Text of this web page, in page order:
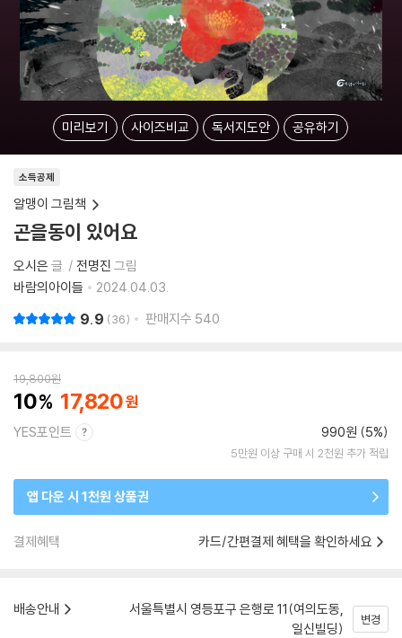
미리보기 사이즈비교 독서지도안 공유하기
소득공제
알맹이 그림책
곤을동이 있어요
오시은 글 전명진 그림
바람의아이들
2024.04.03.
9.9 36 판매지수 540
19,800원
10 17,820
YES포인트 990원 (5%)
5만원 이상 구매 시 2천원 추가 적립
앱 다운 시 1천원 상품권
결제혜택 카드/간편결제 혜택을 확인하세요
배송안내
서울특별시 영등포구 은행로 11(여의도동,
일신빌딩)
변경